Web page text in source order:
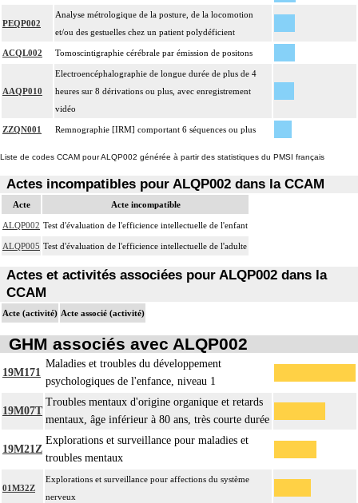
PEQP002
Analyse métrologique de la posture, de la locomotion
et/ou des gestuelles chez un patient polydéficient
ACQL002 Tomoscintigraphie cérébrale par émission de positons
AAQP010
Electroencéphalographie de longue durée de plus de 4
heures sur 8 dérivations ou plus, avec enregistrement
vidéo
ZZQN001 Remnographie [IRM] comportant 6 séquences ou plus
Liste de codes CCAM pour ALQP002 générée à partir des statistiques du PMSI français
Actes incompatibles pour ALQP002 dans la CCAM
Acte Acte incompatible
ALQP002 Test d'évaluation de l'efficience intellectuelle de l'enfant
ALQP005 Test d'évaluation de l'efficience intellectuelle de l'adulte
Actes et activités associées pour ALQP002 dans la
CCAM
Acte (activité) Acte associé (activité)
GHM associés avec ALQP002
19M171
Maladies et troubles du développement
psychologiques de l'enfance, niveau 1
19M07T
Troubles mentaux d'origine organique et retards
mentaux, âge inférieur à 80 ans, très courte durée
19M21Z
Explorations et surveillance pour maladies et
troubles mentaux
01M32Z
Explorations et surveillance pour affections du système
nerveux